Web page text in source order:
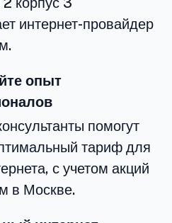
интернет-провайдер
опыт
помогут
тариф для
с учетом акций
в Москве.